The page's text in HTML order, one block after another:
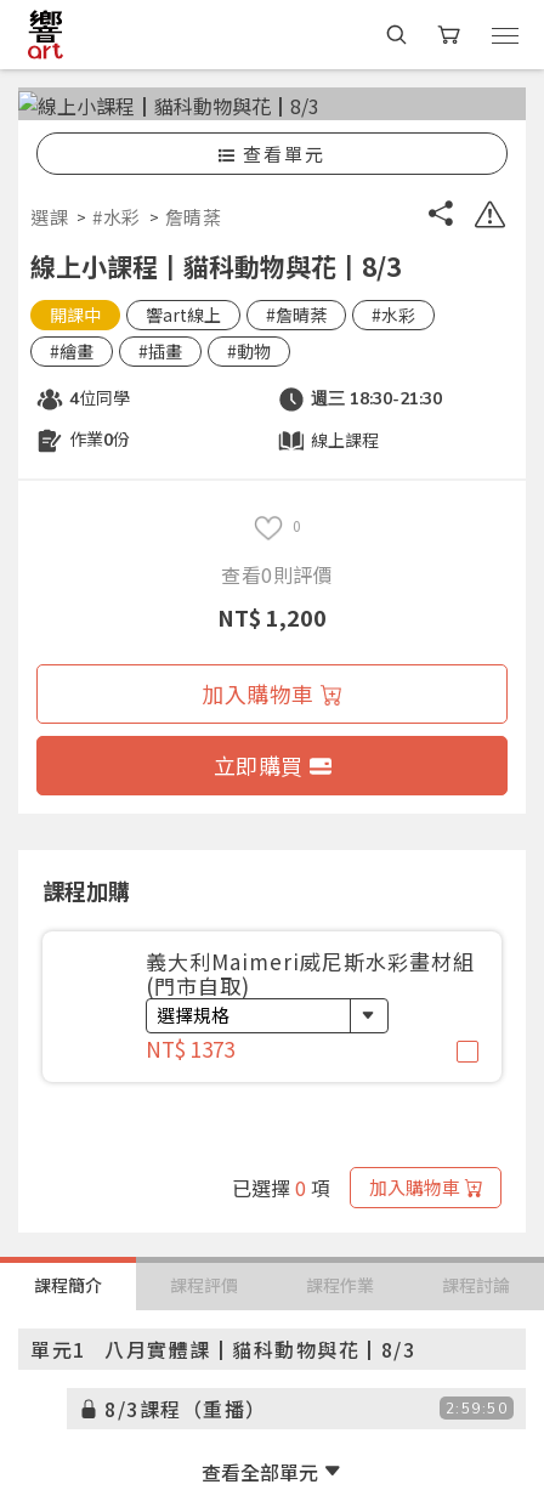
查看單元
選課 #水彩 詹晴棻
線上小課程┃貓科動物與花┃8/3
開課中 響art線上 #詹晴棻
#水彩
#繪畫
#插畫 #動物
4位同學 週三 18:30-21:30
作業0份 線上課程
0
查看0則評價
NT$ 1,200
加入購物車
立即購買
課程加購
義大利Maimeri威尼斯水彩畫材組
(門市自取)
NT$ 1373
已選擇0 項 加入購物車
課程簡介 課程評價 課程作業 課程討論
單元1 八月實體課┃貓科動物與花┃8/3
8/3課程（重播） 2:59:50